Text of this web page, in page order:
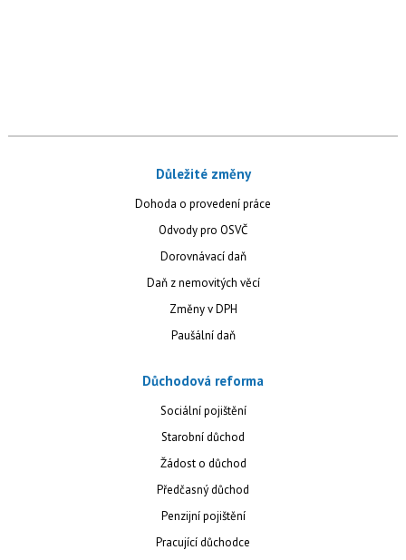
Důležité změny
Dohoda o provedení práce
Odvody pro OSVČ
Dorovnávací daň
Daň z nemovitých věcí
Změny v DPH
Paušální daň
Důchodová reforma
Sociální pojištění
Starobní důchod
Žádost o důchod
Předčasný důchod
Penzijní pojištění
Pracující důchodce